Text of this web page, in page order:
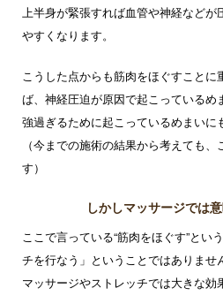
上半身が緊張すれば血管や神経などが
やすくなります。
こうした点からも筋肉をほぐすことに
ば、神経圧迫が原因で起こっている
強過ぎるために起こっているめまいに
（今までの施術の結果から考えても
す）
しかしマッサージでは
ここで言っている“筋肉をほぐす”とい
チを行なう」ということではありませ
マッサージやストレッチでは大きな効